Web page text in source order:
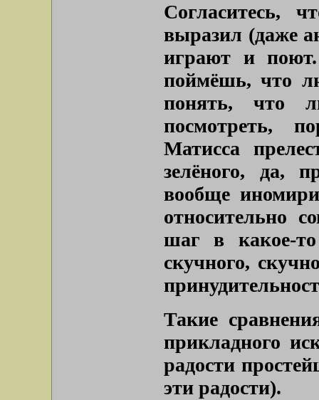
Согласитесь,
выразил (даже
играют и
поймёшь, что
понять, что
посмотреть,
Матисса
зелёного, да,
вообще
относительно
шаг в какое-
скучного,
Такие
прикладного
радости
эти радости).